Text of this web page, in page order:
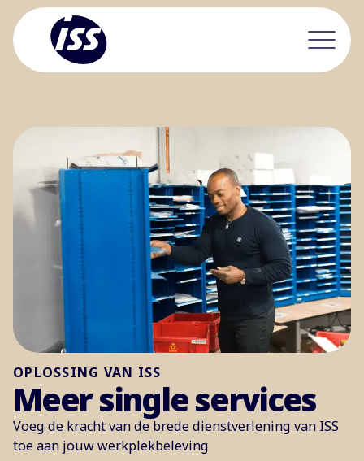
OPLOSSING VAN ISS
Meer single services
Voeg de kracht van de brede dienstverlening van ISS
toe aan jouw werkplekbeleving